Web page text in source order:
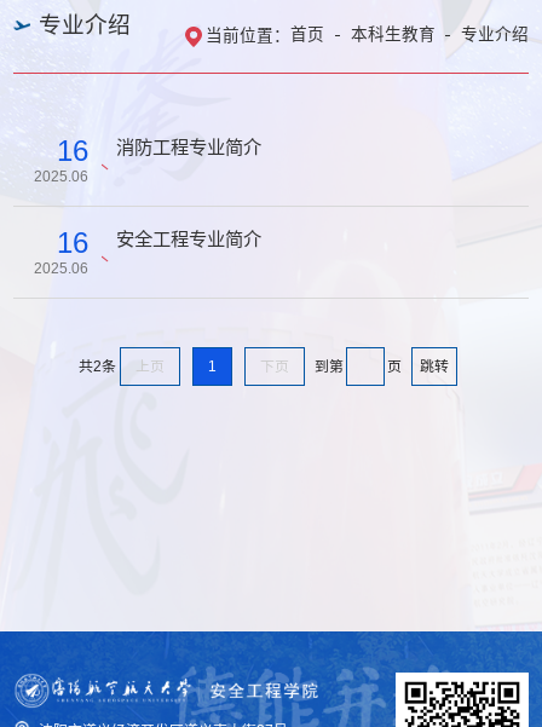
专业介绍 当前位置： 首页 本科生教育 专业介绍
16
2025.06
消防工程专业简介
16
2025.06
安全工程专业简介
共2条 上页 1 下页 到第 页 跳转